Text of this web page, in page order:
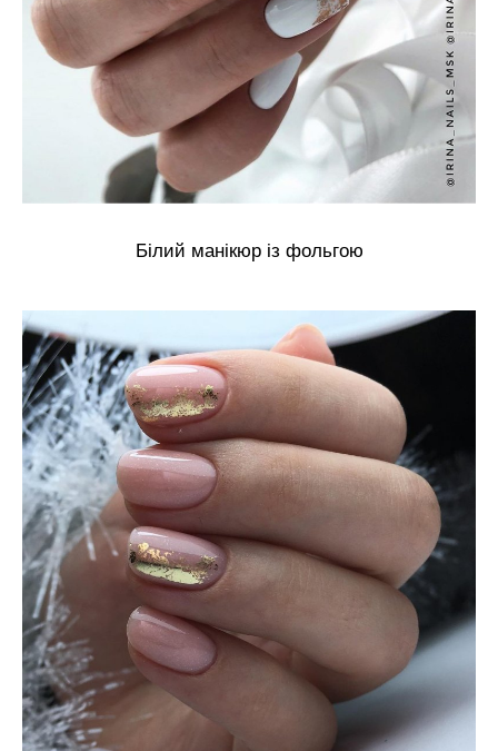
Білий манікюр із фольгою